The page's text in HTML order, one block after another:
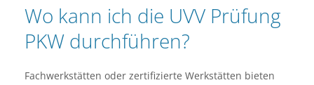
Wo kann ich die UVV Prüfung
PKW durchführen?
Fachwerkstätten oder zertifizierte Werkstätten bieten